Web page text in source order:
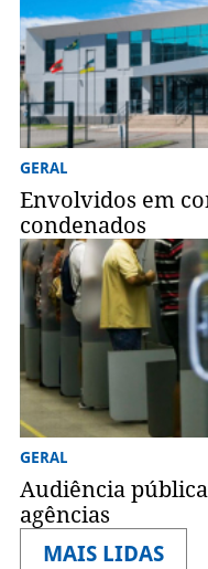
GERAL
Envolvidos em
condenados
GERAL
Audiência
agências
MAIS LIDAS